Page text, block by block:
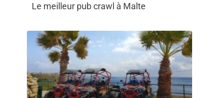
Le meilleur pub crawl à Malte